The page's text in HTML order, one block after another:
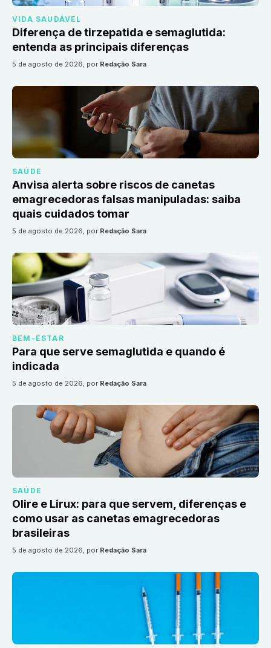
VIDA SAUDÁVEL
Diferença de tirzepatida e semaglutida:
entenda as principais diferenças
5 de agosto de 2026, por Redação Sara
SAÚDE
Anvisa alerta sobre riscos de canetas
emagrecedoras falsas manipuladas: saiba
quais cuidados tomar
5 de agosto de 2026, por Redação Sara
BEM-ESTAR
Para que serve semaglutida e quando é
indicada
5 de agosto de 2026, por Redação Sara
SAÚDE
Olire e Lirux: para que servem, diferenças e
como usar as canetas emagrecedoras
brasileiras
5 de agosto de 2026, por Redação Sara